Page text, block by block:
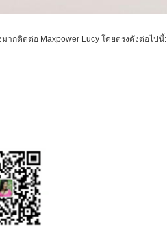
ากติดต่อ Maxpower Lucy โดยตรงดังต่อไปนี้: